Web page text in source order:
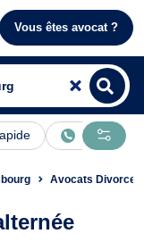
Vous êtes avocat ?
En ligne
Avocats Divorce